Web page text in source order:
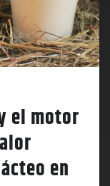
el motor
en